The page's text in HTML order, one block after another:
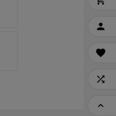



